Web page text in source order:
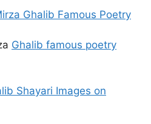
Ghalib Famous Poetry
Ghalib famous poetry
Shayari Images on